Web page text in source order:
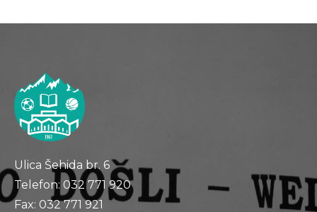
Ulica Šehida br. 6
Telefon: 032 771 920
Fax: 032 771 921